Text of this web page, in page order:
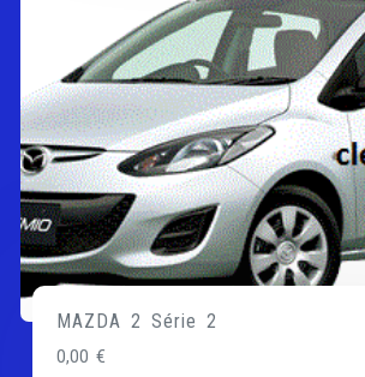
MAZDA 2 Série 2
0,00€